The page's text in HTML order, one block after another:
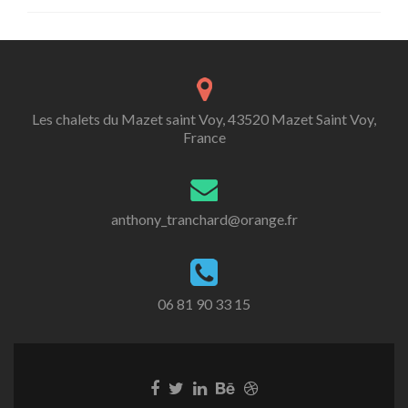
Les chalets du Mazet saint Voy, 43520 Mazet Saint Voy,
France
anthony_tranchard@orange.fr
06 81 90 33 15